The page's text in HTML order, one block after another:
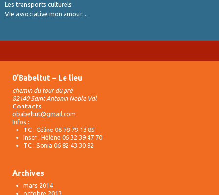
Les transports culturels
Vie associative mon amour…
0’Babeltut – Le lieu
chemin du tour du pré
82140 Saint Antonin Noble Val
Contacts
obabeltut@gmail.com
Infos :
TC : Céline 06 78 79 13 85
Inscr : Hélène 06 32 39 47 70
TC : Sonia 06 82 43 30 82
Archives
mars 2014
octobre 2013